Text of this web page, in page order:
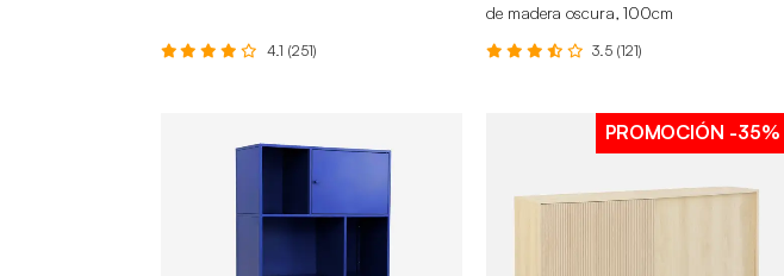
4.1 (251)
de madera oscura, 100cm
3.5 (121)
PROMOCIÓN -35%